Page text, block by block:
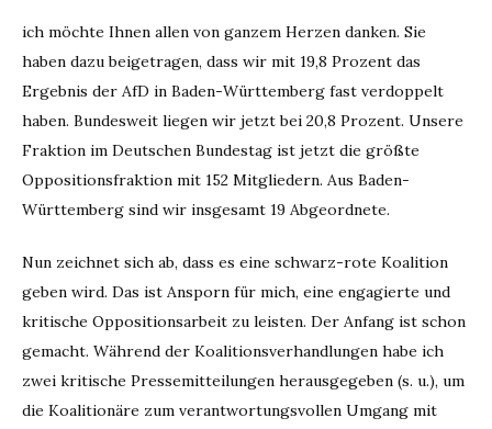
ich möchte Ihnen allen von ganzem Herzen danken. Sie
haben dazu beigetragen, dass wir mit 19,8 Prozent das
Ergebnis der AfD in Baden-Württemberg fast verdoppelt
haben. Bundesweit liegen wir jetzt bei 20,8 Prozent. Unsere
Fraktion im Deutschen Bundestag ist jetzt die größte
Oppositionsfraktion mit 152 Mitgliedern. Aus Baden-
Württemberg sind wir insgesamt 19 Abgeordnete.
Nun zeichnet sich ab, dass es eine schwarz-rote Koalition
geben wird. Das ist Ansporn für mich, eine engagierte und
kritische Oppositionsarbeit zu leisten. Der Anfang ist schon
gemacht. Während der Koalitionsverhandlungen habe ich
zwei kritische Pressemitteilungen herausgegeben (s. u.), um
die Koalitionäre zum verantwortungsvollen Umgang mit